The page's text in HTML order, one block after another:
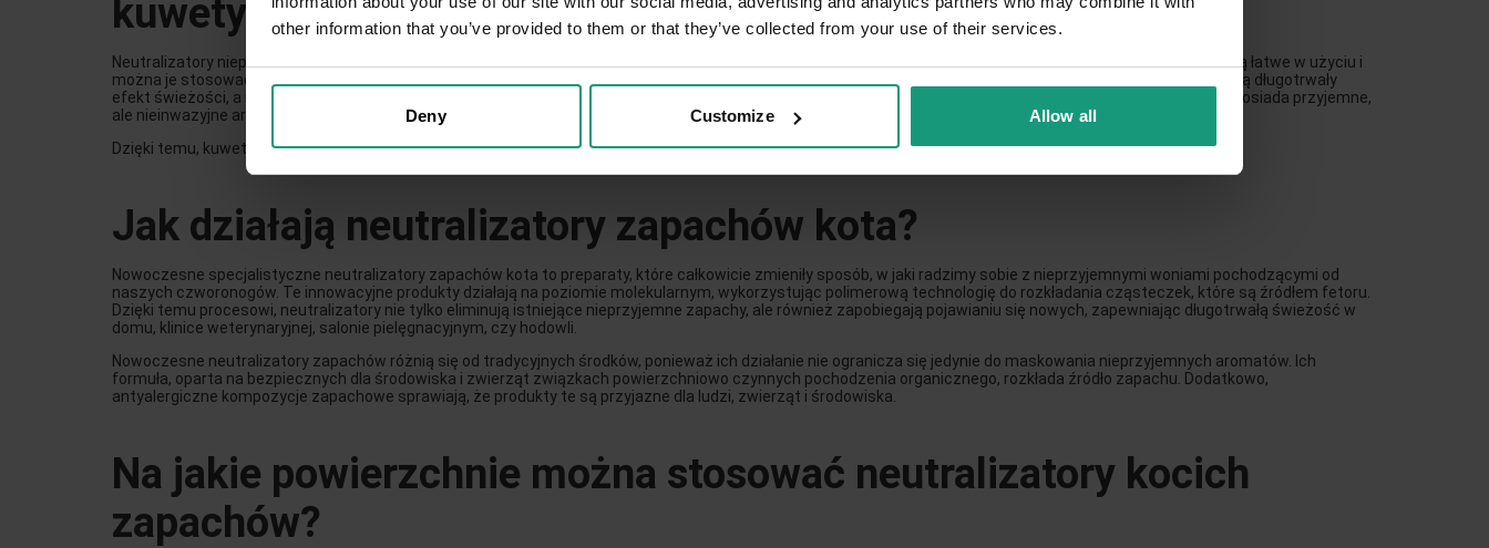
other information that you’ve provided to them or that they’ve collected from your use of their services.
Deny Customize Allow all
kuwety
Neutralizatory nieprzyjemnych kocich zapachów to niezastąpione produkty dla każdego opiekuna kota, który chce utrzymać czystość i świeżość w kuwecie. Są łatwe w użyciu i
można je stosować zarówno na podłożu, jak i na ściankach kuwety, co pozwala na kompleksowe zneutralizowanie zapachu. Pochłaniacze zapachów zapewniają długotrwały
efekt świeżości, a ich bezpieczne składniki sprawiają, że nie zaszkodzą one zdrowiu kota, nawet przy częstym kontakcie. Dodatkowo, wiele z tych produktów posiada przyjemne,
ale nieinwazyjne aromaty, które dodatkowo poprawiają atmosferę w pomieszczeniu, nie przytłaczając wrażliwego nosa kota.
Dzięki temu, kuweta pozostaje higieniczna i wolna od nieprzyjemnych odorów, co przyczynia się do lepszego samopoczucia zarówno kota, jak i jego opiekunów.
Jak działają neutralizatory zapachów kota?
Nowoczesne specjalistyczne neutralizatory zapachów kota to preparaty, które całkowicie zmieniły sposób, w jaki radzimy sobie z nieprzyjemnymi woniami pochodzącymi od
naszych czworonogów. Te innowacyjne produkty działają na poziomie molekularnym, wykorzystując polimerową technologię do rozkładania cząsteczek, które są źródłem fetoru.
Dzięki temu procesowi, neutralizatory nie tylko eliminują istniejące nieprzyjemne zapachy, ale również zapobiegają pojawianiu się nowych, zapewniając długotrwałą świeżość w
domu, klinice weterynaryjnej, salonie pielęgnacyjnym, czy hodowli.
Nowoczesne neutralizatory zapachów różnią się od tradycyjnych środków, ponieważ ich działanie nie ogranicza się jedynie do maskowania nieprzyjemnych aromatów. Ich
formuła, oparta na bezpiecznych dla środowiska i zwierząt związkach powierzchniowo czynnych pochodzenia organicznego, rozkłada źródło zapachu. Dodatkowo,
antyalergiczne kompozycje zapachowe sprawiają, że produkty te są przyjazne dla ludzi, zwierząt i środowiska.
Na jakie powierzchnie można stosować neutralizatory kocich
zapachów?